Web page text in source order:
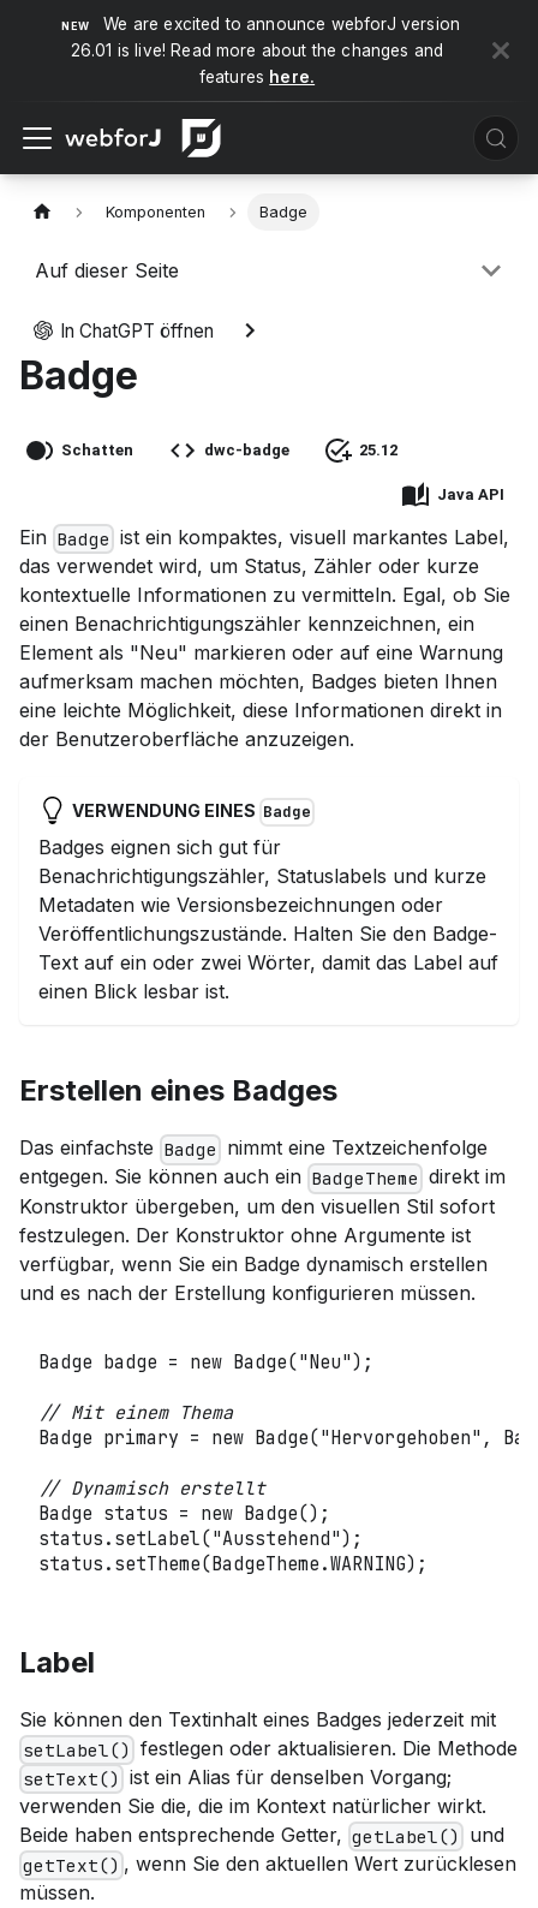
We are excited to announce webforJ version
26.01 is live! Read more about the changes and
features here.
Komponenten Badge
Auf dieser Seite
Badge
In ChatGPT öffnen
Schatten dwc-badge 25.12
Java API
Ein Badge ist ein kompaktes, visuell markantes Label,
das verwendet wird, um Status, Zähler oder kurze
kontextuelle Informationen zu vermitteln. Egal, ob Sie
einen Benachrichtigungszähler kennzeichnen, ein
Element als "Neu" markieren oder auf eine Warnung
aufmerksam machen möchten, Badges bieten Ihnen
eine leichte Möglichkeit, diese Informationen direkt in
der Benutzeroberfläche anzuzeigen.
VERWENDUNG EINES Badge
Badges eignen sich gut für
Benachrichtigungszähler, Statuslabels und kurze
Metadaten wie Versionsbezeichnungen oder
Veröffentlichungszustände. Halten Sie den Badge-
Text auf ein oder zwei Wörter, damit das Label auf
einen Blick lesbar ist.
Erstellen eines Badges
Das einfachste Badge nimmt eine Textzeichenfolge
entgegen. Sie können auch ein BadgeTheme direkt im
Konstruktor übergeben, um den visuellen Stil sofort
festzulegen. Der Konstruktor ohne Argumente ist
verfügbar, wenn Sie ein Badge dynamisch erstellen
und es nach der Erstellung konfigurieren müssen.
Badge badge = new Badge("Neu") ;
// Mit einem Thema
Badge primary = new Badge("Hervorgehoben" ,
// Dynamisch erstellt
Badge status = new Badge() ;
status . setLabel("Ausstehend") ;
status . setTheme(BadgeTheme .WARNING) ;
Label
Sie können den Textinhalt eines Badges jederzeit mit
setLabel() festlegen oder aktualisieren. Die Methode
setText() ist ein Alias für denselben Vorgang;
verwenden Sie die, die im Kontext natürlicher wirkt.
Beide haben entsprechende Getter, getLabel() und
getText() , wenn Sie den aktuellen Wert zurücklesen
müssen.